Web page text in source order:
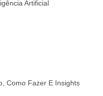
Artificial
Como Fazer E Insights